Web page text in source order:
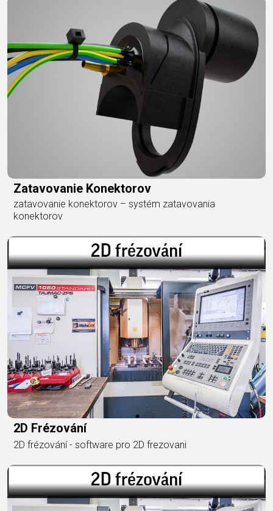
Zatavovanie Konektorov
zatavovanie konektorov – systém zatavovania
konektorov
2D Frézování
2D frézování - software pro 2D frezovani